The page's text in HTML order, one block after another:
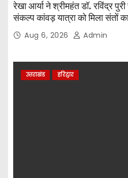
रेखा आर्या ने श्रीमहंत डॉ. रविंद्र
संकल्प कांवड़ यात्रा को मिला संतों
Aug 6, 2026 Admin
उत्तराखंड हरिद्वार